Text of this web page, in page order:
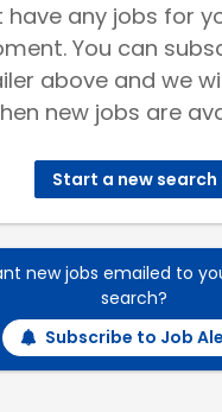
have any jobs for
You can
above and we
new jobs are
Start a new search
new jobs emailed to
search?
Subscribe to Job